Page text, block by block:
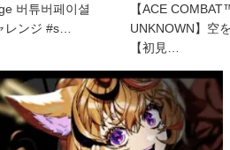
버튜버페이셜
レンジ #s…
【ACE
UNKNOWN】空
【初見…